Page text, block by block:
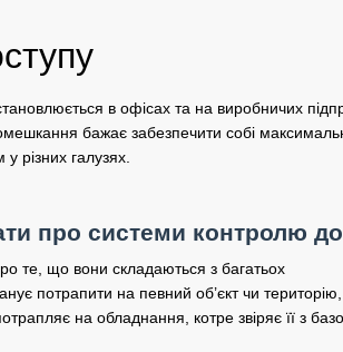
в офісах та на виробничих
бажає забезпечити собі
різних галузях.
про системи контролю
те, що вони складаються з багатьох
потрапити на певний об’єкт чи територію,
на обладнання, котре звіряє її з